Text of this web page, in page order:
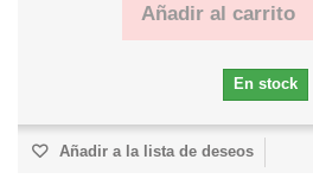
Añadir al carrito
En stock
Añadir a la lista de deseos